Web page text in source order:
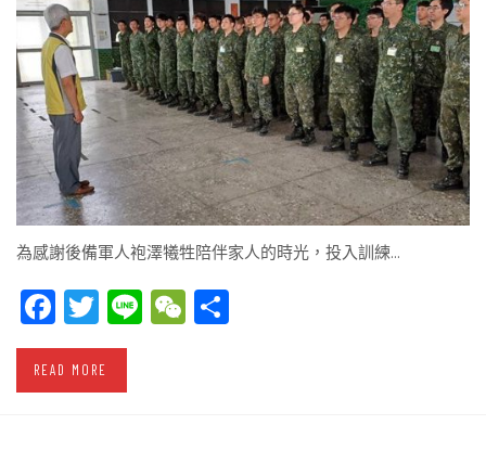
為感謝後備軍人袍澤犧牲陪伴家人的時光，投入訓練…
Facebook
Twitter
LineWeChat
READ MORE